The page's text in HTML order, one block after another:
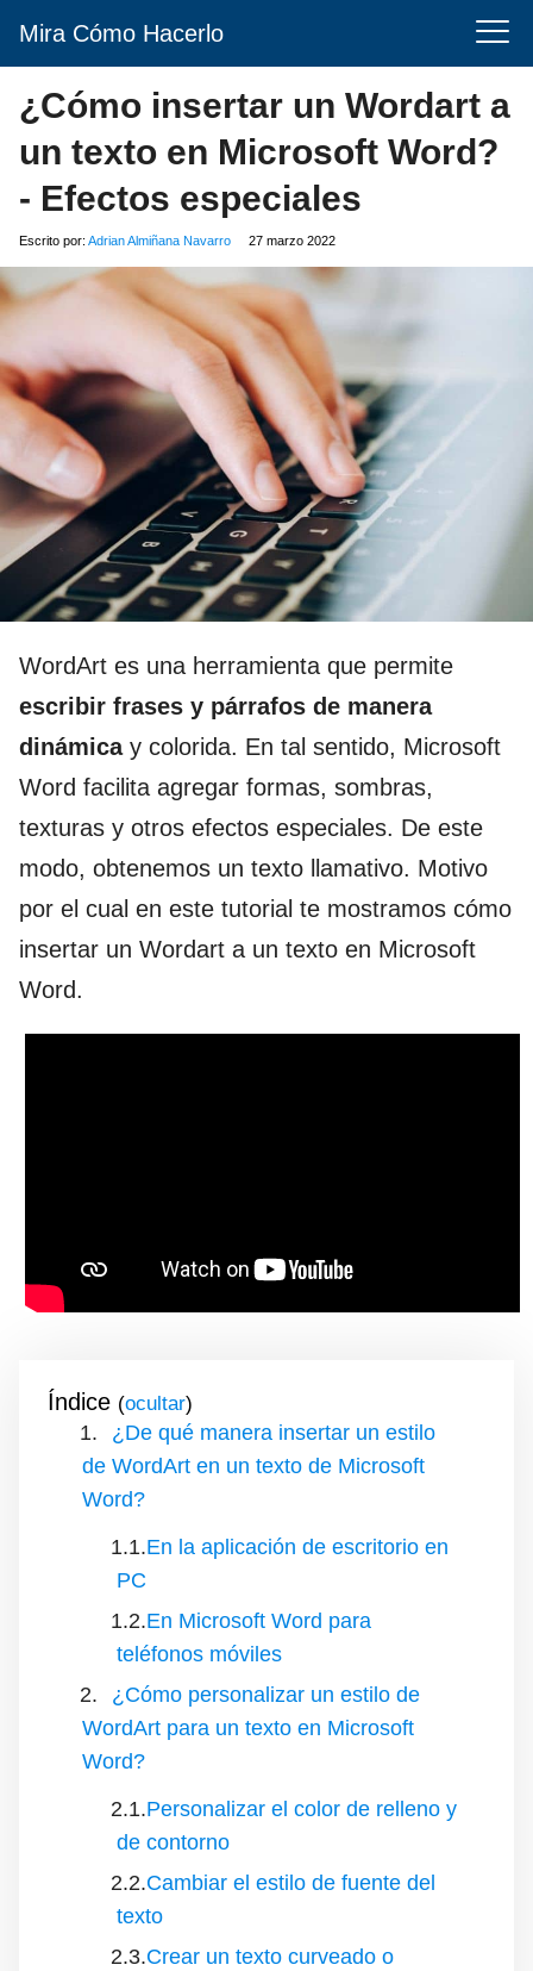
Mira Cómo Hacerlo
¿Cómo insertar un Wordart a
un texto en Microsoft Word?
- Efectos especiales
Escrito por: Adrian Almiñana Navarro 27 marzo 2022
WordArt es una herramienta que permite
escribir frases y párrafos de manera
dinámica y colorida. En tal sentido, Microsoft
Word facilita agregar formas, sombras,
texturas y otros efectos especiales. De este
modo, obtenemos un texto llamativo. Motivo
por el cual en este tutorial te mostramos cómo
insertar un Wordart a un texto en Microsoft
Word.
Índice ( )
¿De qué manera insertar un estilo
de WordArt en un texto de Microsoft
Word?
En la aplicación de escritorio en
PC
En Microsoft Word para
teléfonos móviles
¿Cómo personalizar un estilo de
WordArt para un texto en Microsoft
Word?
Personalizar el color de relleno y
de contorno
Cambiar el estilo de fuente del
texto
Crear un texto curveado o